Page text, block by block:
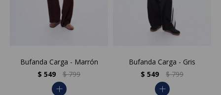
Bufanda Carga - Marrón
$ 549 $ 799
add
Bufanda Carga - Gris
$ 549 $ 799
add